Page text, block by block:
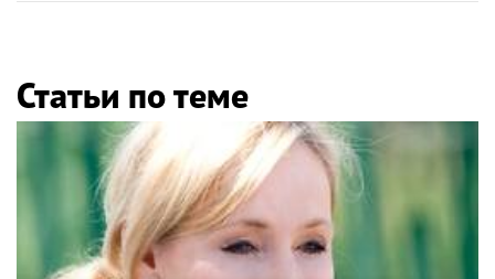
Статьи по теме